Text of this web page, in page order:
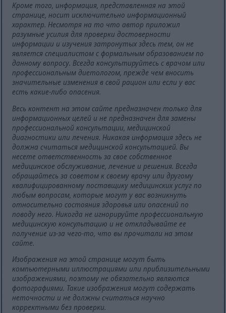
Кроме того, информация, представленная на этой
странице, носит исключительно информационный
характер. Несмотря на то что автор приложил
разумные усилия для проверки достоверности
информации и изучения затронутых здесь тем, он не
является специалистом с формальным образованием по
данному вопросу. Всегда консультируйтесь с врачом или
профессиональным диетологом, прежде чем вносить
значительные изменения в свой рацион или если у вас
есть какие-либо опасения.
Весь контент на этом сайте предназначен только для
информационных целей и не предназначен для замены
профессиональной консультации, медицинской
диагностики или лечения. Никакая информация здесь не
должна считаться медицинской консультацией. Вы
несете ответственность за свое собственное
медицинское обслуживание, лечение и решения. Всегда
обращайтесь за советом к своему врачу или другому
квалифицированному поставщику медицинских услуг по
любым вопросам, которые могут у вас возникнуть
относительно состояния здоровья или опасений по
поводу него. Никогда не игнорируйте профессиональную
медицинскую консультацию и не откладывайте ее
получение из-за чего-то, что вы прочитали на этом
сайте.
Изображения на этой странице могут быть
компьютерными иллюстрациями или приблизительными
изображениями, поэтому не обязательно являются
фотографиями. Такие изображения могут содержать
неточности и не должны считаться научно
корректными без проверки.